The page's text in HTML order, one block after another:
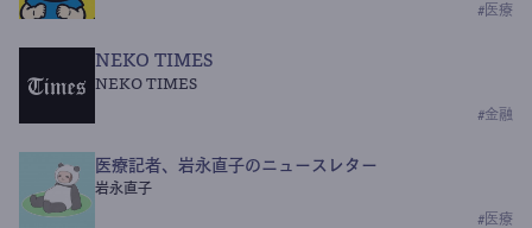
# 医療
NEKO TIMES
NEKO TIMES
#金融
医療記者、岩永直子のニュースレター
岩永直子
# 医療